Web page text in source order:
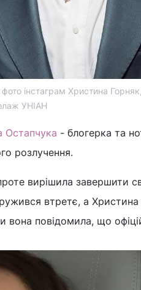
інстаграм Христина
УНІАН
Остапчука - блогерка та
розлучення.
вирішила завершити
втретє, а Христина
вона повідомила, що